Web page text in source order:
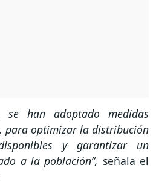
se han adoptado medidas
para optimizar la distribución
y garantizar un
a la población”, señala el